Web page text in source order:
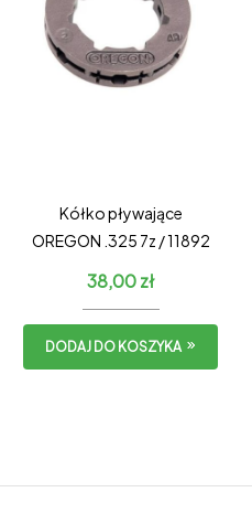
Kółko pływające
OREGON .325 7z / 11892
38,00zł
DODAJ DO KOSZYKA